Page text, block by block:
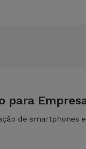
para
de smartphones